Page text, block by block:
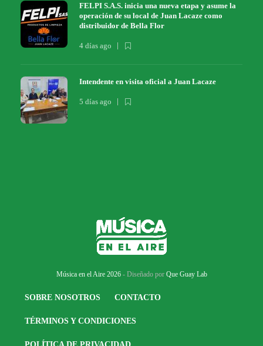
FELPI S.A.S. inicia una nueva etapa y asume la
operación de su local de Juan Lacaze como
distribuidor de Bella Flor
4 días ago
Intendente en visita oficial a Juan Lacaze
5 días ago
Música en el Aire 2026- Diseñado por Que Guay Lab
SOBRE NOSOTROS CONTACTO
TÉRMINOS Y CONDICIONES